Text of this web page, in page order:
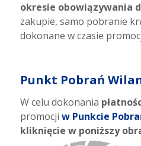
okresie obowiązywania
zakupie, samo pobranie
dokonane w czasie
Punkt Pobrań
W celu dokonania
promocji w Punkcie
kliknięcie w poniższy